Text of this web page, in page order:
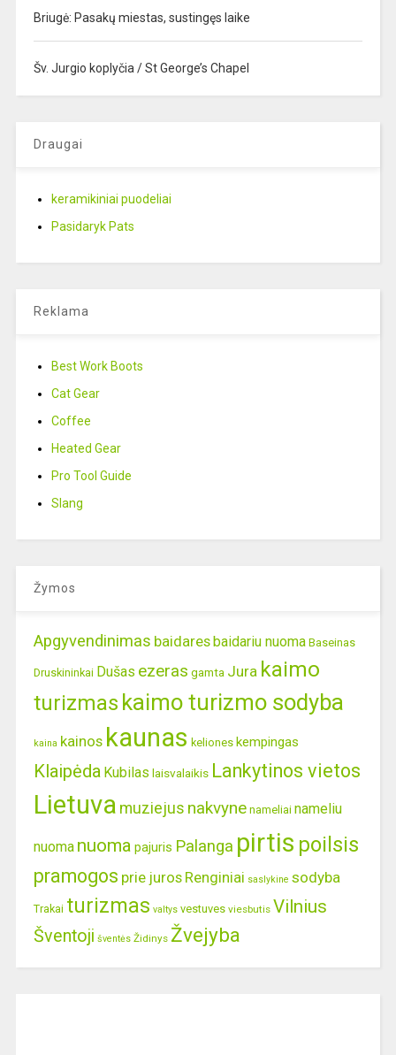
Briugė: Pasakų miestas, sustingęs laike
Šv. Jurgio koplyčia / St George’s Chapel
Draugai
keramikiniai puodeliai
Pasidaryk Pats
Reklama
Best Work Boots
Cat Gear
Coffee
Heated Gear
Pro Tool Guide
Slang
Žymos
Apgyvendinimas baidares baidariu nuoma Baseinas
Druskininkai Dušas ezeras gamta Jura kaimo
turizmas kaimo turizmo sodyba
kaina kainos kaunas keliones kempingas
Klaipėda Kubilas laisvalaikis Lankytinos vietos
Lietuva muziejus nakvyne nameliai nameliu
nuoma nuoma pajuris Palanga pirtis poilsis
pramogos prie juros Renginiai saslykine sodyba
Trakai turizmas valtys vestuves viesbutis Vilnius
Šventoji šventės Židinys Žvejyba